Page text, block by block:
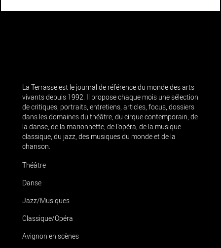
La Terrasse est le journal de référence du monde des arts
vivants depuis 1992. Il propose chaque mois une sélection
de critiques, portraits, entretiens, articles, focus, dossiers
dans les domaines du théâtre, du cirque contemporain, de
la danse, de la marionnette, de l’opéra, de la musique
classique, du jazz, des musiques du monde et de la
chanson.
Théâtre
Danse
Jazz/Musiques
Classique/Opéra
Avignon en scènes